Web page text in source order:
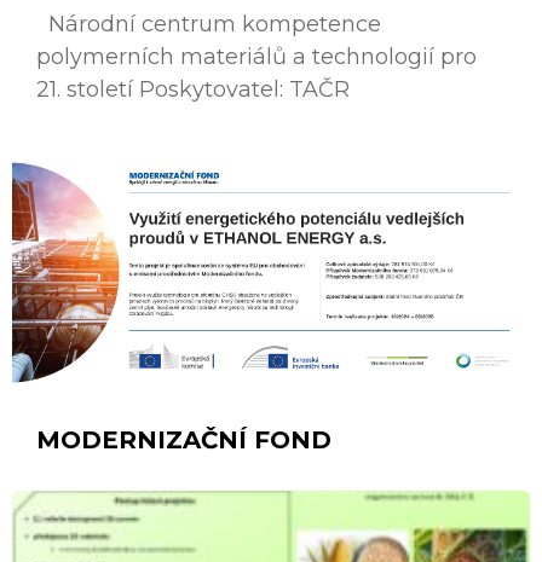
Národní centrum kompetence
polymerních materiálů a technologií pro
21. století Poskytovatel: TAČR
MODERNIZAČNÍ FOND